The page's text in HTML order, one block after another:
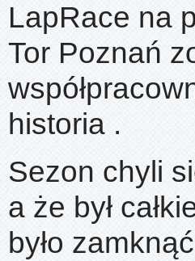
LapRace na
Tor Poznań
historia .
Sezon chyli
a że był
było